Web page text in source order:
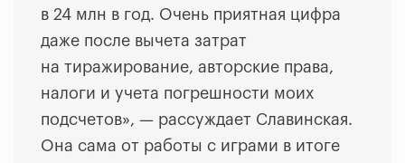
в 24 млн в год. Очень приятная цифра
даже после вычета затрат
на тиражирование, авторские права,
налоги и учета погрешности моих
подсчетов», — рассуждает Славинская.
Она сама от работы с играми в итоге